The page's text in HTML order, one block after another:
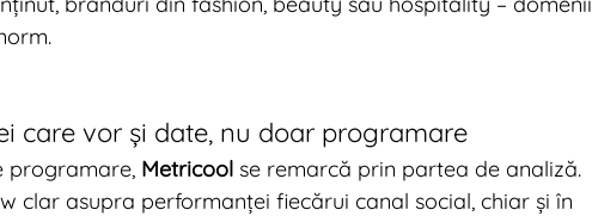
care vor și date, nu doar programare
programare, Metricool se remarcă prin partea de analiză.
clar asupra performanței fiecărui canal social, chiar și în